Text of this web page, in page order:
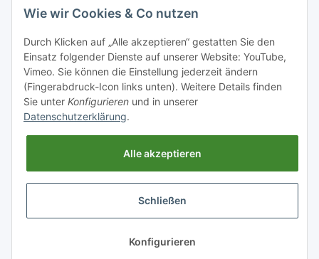
1A Football Angebote
1A-Football ist
registrierter Partner:
* Alle Preise inkl. gesetzlicher USt., zzgl.Versand
Wie wir Cookies & Co nutzen
Durch Klicken auf „Alle akzeptieren“ gestatten Sie den
Einsatz folgender Dienste auf unserer Website: YouTube,
Vimeo. Sie können die Einstellung jederzeit ändern
(Fingerabdruck-Icon links unten). Weitere Details finden
Sie unter Konfigurieren und in unserer
Datenschutzerklärung.
Alle akzeptieren
Schließen
Konfigurieren